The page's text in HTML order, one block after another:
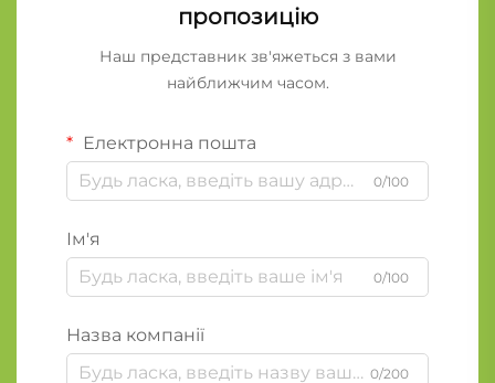
пропозицію
Наш представник зв'яжеться з вами
найближчим часом.
Електронна пошта
0/100
Ім'я
0/100
Назва компанії
0/200